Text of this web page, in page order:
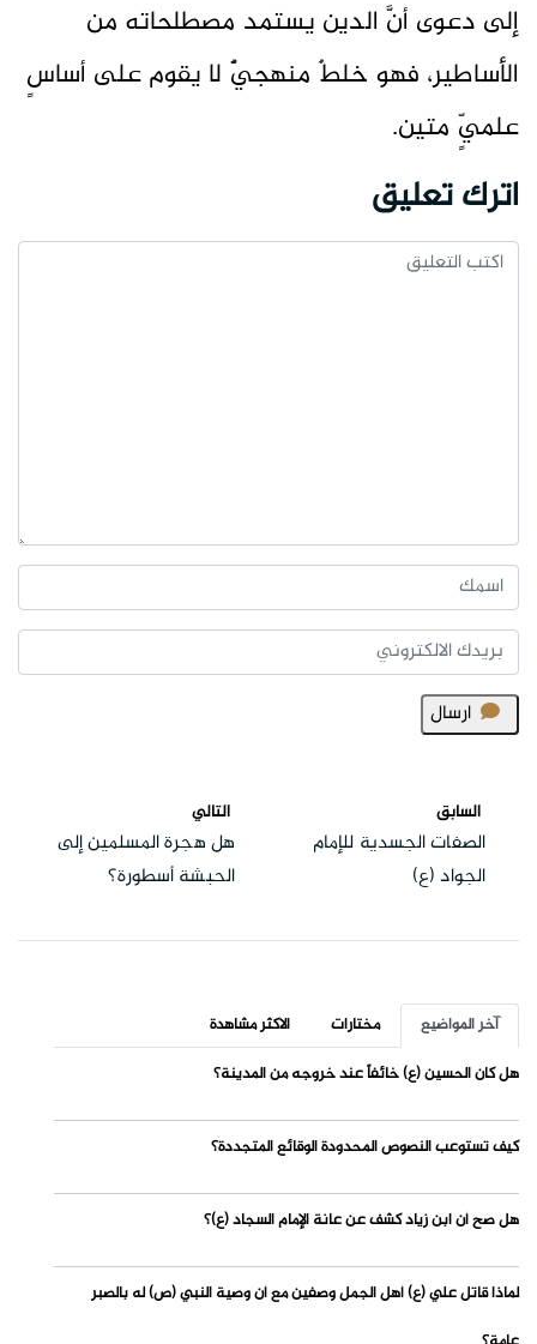
إلى دعوى أنَّ الدين يستمد مصطلحاته من
الأساطير، فهو خلطٌ منهجيٌّ لا يقوم على أساسٍ
علميٍّ متين.
اترك تعليق
ارسال
السابق
الصفات الجسدية للإمام
الجواد (ع)
التالي
هل هجرة المسلمين إلى
الحبشة أسطورة؟
آخر المواضيع مختارات
الاكثر مشاهدة
هل كان الحسين (ع) خائفاً عند خروجه من المدينة؟
كيف تستوعب النصوص المحدودة الوقائع المتجددة؟
هل صح أن ابن زياد كشف عن عانة الإمام السجاد (ع)؟
لماذا قاتل علي (ع) أهل الجمل وصفين مع أن وصية النبي (ص) له بالصبر